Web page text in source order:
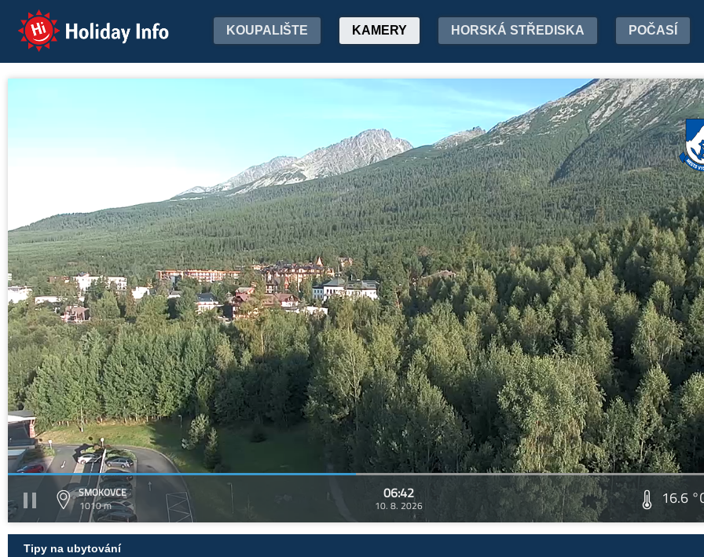
Holiday Info KOUPALIŠTE KAMERY HORSKÁ STŘEDISKA POČASÍ
SMOKOVCE
1010 m
06:42
10. 8. 2026 16.6
Tipy na ubytování